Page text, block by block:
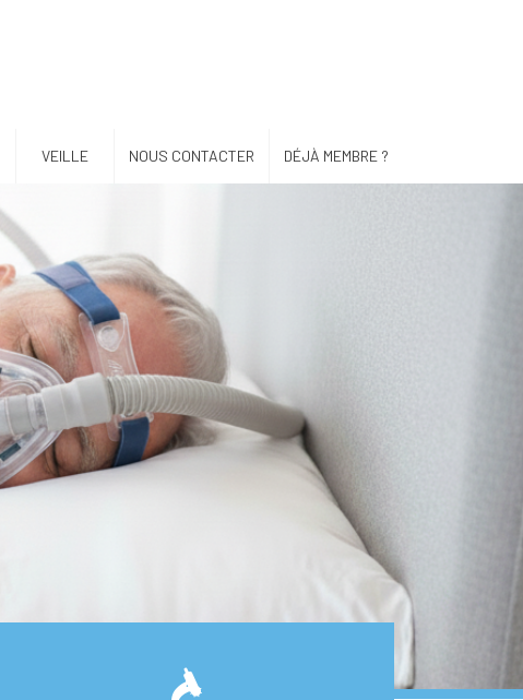
VEILLE NOUS CONTACTER DÉJÀ MEMBRE ?